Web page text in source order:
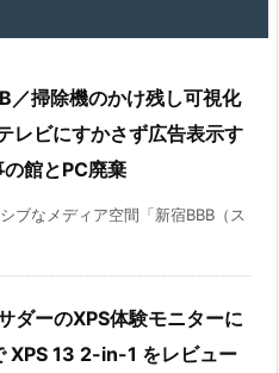
／掃除機のかけ残し可視化
レビにすかさず広告表示す
館とPC廃棄
ブなメディア空間「新宿BBB（ス
ダーのXPS体験モニターに
XPS 13 2-in-1 をレビュー